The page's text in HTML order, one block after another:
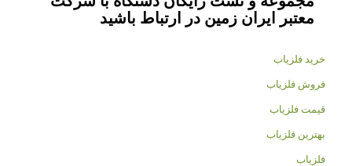
معتبر ایران زمین در ارتباط باشید
خرید فلزیاب
فروش فلزیاب
قیمت فلزیاب
بهترین فلزیاب
فلزیاب